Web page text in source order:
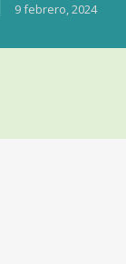
9 febrero, 2024